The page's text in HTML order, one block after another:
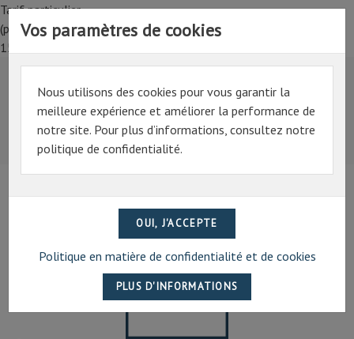
Tarif particulier,
(professionnel, connectez-vous pour bénéficier de la remise de
15%)
Tarif particulier,
(professionnel, connectez-vous pour bénéficier de la
remise de 15%)
07 69 94 13 47
Vos paramètres de cookies
Nous utilisons des cookies pour vous garantir la
meilleure expérience et améliorer la performance de
notre site. Pour plus d’informations, consultez notre
politique de confidentialité.
Politique en matière de confidentialité et de cookies